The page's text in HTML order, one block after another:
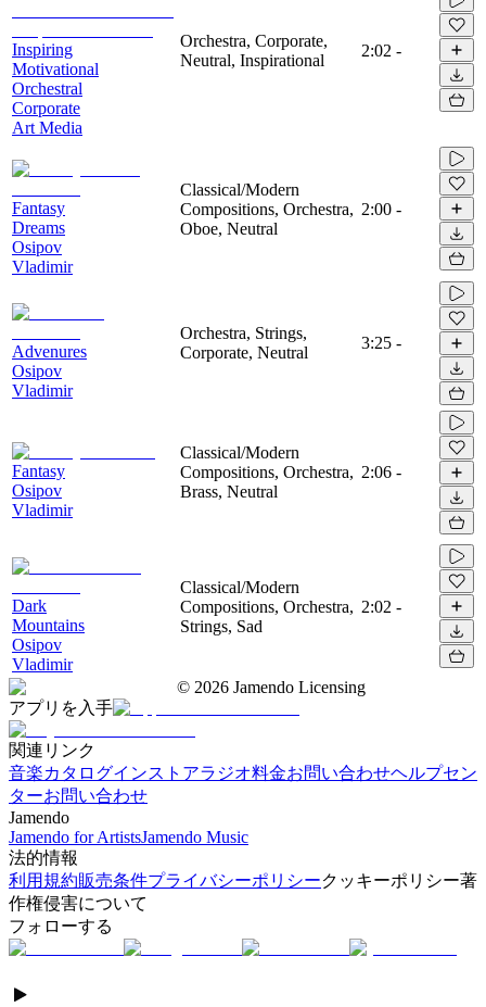
Inspiring
Motivational
Orchestral
Corporate
Art Media
Orchestra, Corporate,
Neutral, Inspirational
2:02 -
Fantasy
Dreams
Osipov
Vladimir
Classical/Modern
Compositions, Orchestra,
Oboe, Neutral
2:00 -
Advenures
Osipov
Vladimir
Orchestra, Strings,
Corporate, Neutral
3:25 -
Fantasy
Osipov
Vladimir
Classical/Modern
Compositions, Orchestra,
Brass, Neutral
2:06 -
Dark
Mountains
Osipov
Vladimir
Classical/Modern
Compositions, Orchestra,
Strings, Sad
2:02 -
© 2026 Jamendo Licensing
アプリを入手
関連リンク
音楽カタログインストアラジオ料金お問い合わせヘルプセン
ターお問い合わせ
Jamendo
Jamendo for ArtistsJamendo Music
法的情報
利用規約販売条件プライバシーポリシークッキーポリシー著
作権侵害について
フォローする